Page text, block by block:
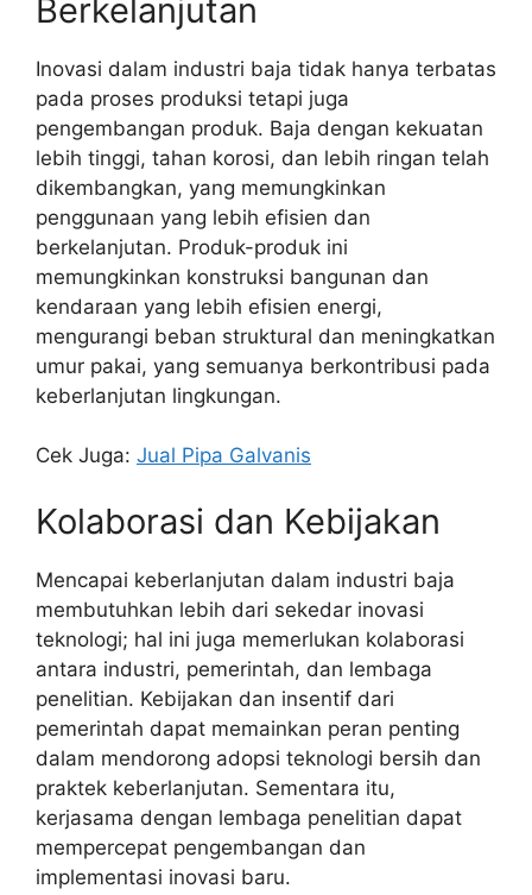
Berkelanjutan
Inovasi dalam industri baja tidak hanya terbatas
pada proses produksi tetapi juga
pengembangan produk. Baja dengan kekuatan
lebih tinggi, tahan korosi, dan lebih ringan telah
dikembangkan, yang memungkinkan
penggunaan yang lebih efisien dan
berkelanjutan. Produk-produk ini
memungkinkan konstruksi bangunan dan
kendaraan yang lebih efisien energi,
mengurangi beban struktural dan meningkatkan
umur pakai, yang semuanya berkontribusi pada
keberlanjutan lingkungan.
Cek Juga: Jual Pipa Galvanis
Kolaborasi dan Kebijakan
Mencapai keberlanjutan dalam industri baja
membutuhkan lebih dari sekedar inovasi
teknologi; hal ini juga memerlukan kolaborasi
antara industri, pemerintah, dan lembaga
penelitian. Kebijakan dan insentif dari
pemerintah dapat memainkan peran penting
dalam mendorong adopsi teknologi bersih dan
praktek keberlanjutan. Sementara itu,
kerjasama dengan lembaga penelitian dapat
mempercepat pengembangan dan
implementasi inovasi baru.